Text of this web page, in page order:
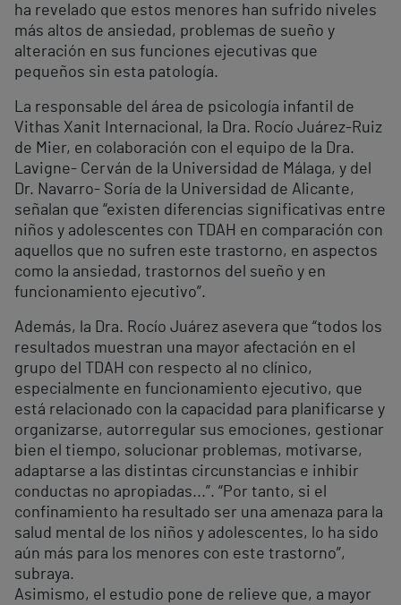
ha revelado que estos menores han sufrido niveles
más altos de ansiedad, problemas de sueño y
alteración en sus funciones ejecutivas que
pequeños sin esta patología.
La responsable del área de psicología infantil de
Vithas Xanit Internacional, la Dra. Rocío Juárez-Ruiz
de Mier, en colaboración con el equipo de la Dra.
Lavigne- Cerván de la Universidad de Málaga, y del
Dr. Navarro- Soría de la Universidad de Alicante,
señalan que “existen diferencias significativas entre
niños y adolescentes con TDAH en comparación con
aquellos que no sufren este trastorno, en aspectos
como la ansiedad, trastornos del sueño y en
funcionamiento ejecutivo”.
Además, la Dra. Rocío Juárez asevera que “todos los
resultados muestran una mayor afectación en el
grupo del TDAH con respecto al no clínico,
especialmente en funcionamiento ejecutivo, que
está relacionado con la capacidad para planificarse y
organizarse, autorregular sus emociones, gestionar
bien el tiempo, solucionar problemas, motivarse,
adaptarse a las distintas circunstancias e inhibir
conductas no apropiadas...”. “Por tanto, si el
confinamiento ha resultado ser una amenaza para la
salud mental de los niños y adolescentes, lo ha sido
aún más para los menores con este trastorno”,
subraya.
Asimismo, el estudio pone de relieve que, a mayor